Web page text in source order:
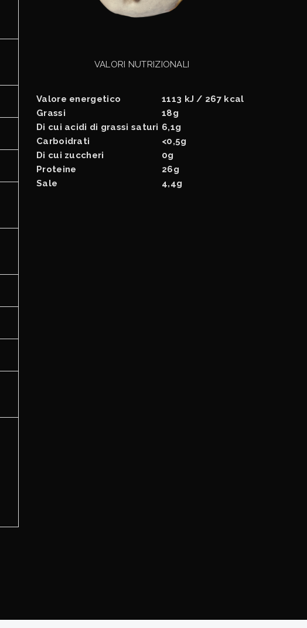
VALORI NUTRIZIONALI
Valore energetico
1113 kJ / 267 kcal
Grassi
18g
Di cui acidi di grassi saturi 6,1g
Carboidrati
<0,5g
Di cui zuccheri
0g
Proteine
26g
Sale
4,4g